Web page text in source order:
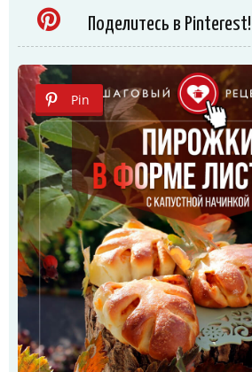
Поделитесь в Pinterest!
Pin